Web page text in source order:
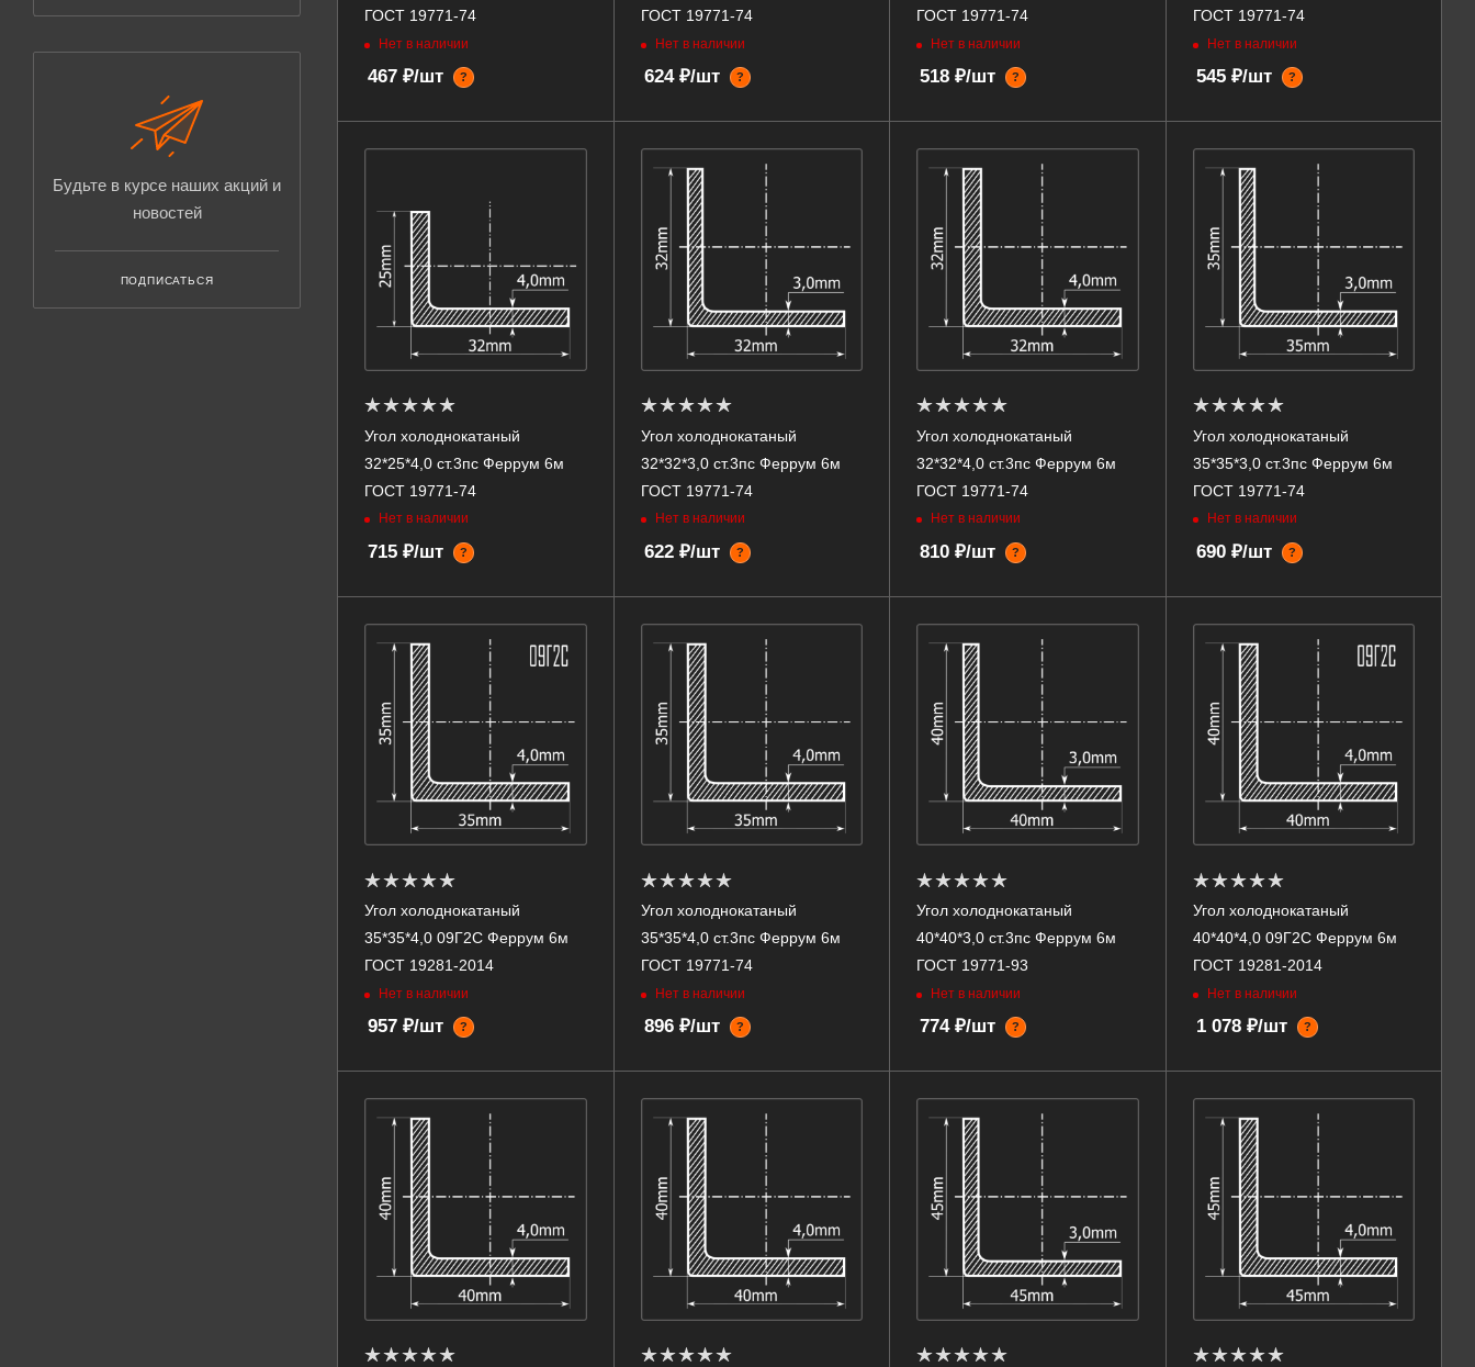
ГОСТ 19771-74
Нет в наличии
467 ₽/шт ?
ГОСТ 19771-74
Нет в наличии
624 ₽/шт ?
ГОСТ 19771-74
Нет в наличии
518 ₽/шт ?
ГОСТ 19771-74
Нет в наличии
545 ₽/шт ?
Угол холоднокатаный
32*25*4,0 ст.3пс Феррум 6м
ГОСТ 19771-74
Нет в наличии
715 ₽/шт ?
Угол холоднокатаный
32*32*3,0 ст.3пс Феррум 6м
ГОСТ 19771-74
Нет в наличии
622 ₽/шт ?
Угол холоднокатаный
32*32*4,0 ст.3пс Феррум 6м
ГОСТ 19771-74
Нет в наличии
810 ₽/шт ?
Угол холоднокатаный
35*35*3,0 ст.3пс Феррум 6м
ГОСТ 19771-74
Нет в наличии
690 ₽/шт ?
Угол холоднокатаный
35*35*4,0 09Г2С Феррум 6м
ГОСТ 19281-2014
Нет в наличии
957 ₽/шт ?
Угол холоднокатаный
35*35*4,0 ст.3пс Феррум 6м
ГОСТ 19771-74
Нет в наличии
896 ₽/шт ?
Угол холоднокатаный
40*40*3,0 ст.3пс Феррум 6м
ГОСТ 19771-93
Нет в наличии
774 ₽/шт ?
Угол холоднокатаный
40*40*4,0 09Г2С Феррум 6м
ГОСТ 19281-2014
Нет в наличии
1 078 ₽/шт ?
Будьте в курсе наших акций и
новостей
ПОДПИСАТЬСЯ